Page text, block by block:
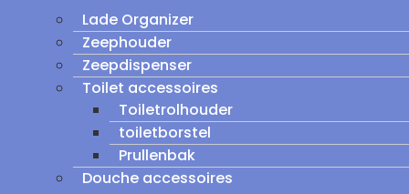
Lade Organizer
Zeephouder
Zeepdispenser
Toilet accessoires
Toiletrolhouder
toiletborstel
Prullenbak
Douche accessoires